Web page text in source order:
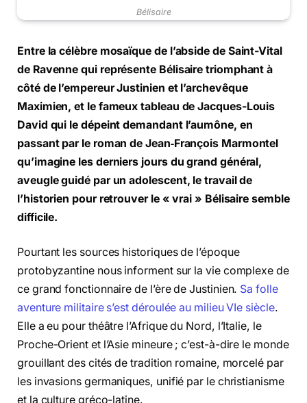
Bélisaire
Entre la célèbre mosaïque de l’abside de Saint-Vital
de Ravenne qui représente Bélisaire triomphant à
côté de l’empereur Justinien et l’archevêque
Maximien, et le fameux tableau de Jacques-Louis
David qui le dépeint demandant l’aumône, en
passant par le roman de Jean‑François Marmontel
qu’imagine les derniers jours du grand général,
aveugle guidé par un adolescent, le travail de
l’historien pour retrouver le « vrai » Bélisaire semble
difficile.
Pourtant les sources historiques de l’époque
protobyzantine nous informent sur la vie complexe de
ce grand fonctionnaire de l’ère de Justinien. Sa folle
aventure militaire s’est déroulée au milieu VIe siècle.
Elle a eu pour théâtre l’Afrique du Nord, l’Italie, le
Proche-Orient et l’Asie mineure ; c’est-à-dire le monde
grouillant des cités de tradition romaine, morcelé par
les invasions germaniques, unifié par le christianisme
et la culture gréco-latine.